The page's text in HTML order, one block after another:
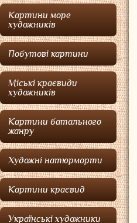
Картини море
художників
Побутові картини
Міські краєвиди
художників
Картини батального
жанру
Художні натюрморти
Картини краєвид
Українські художники